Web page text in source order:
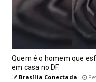
Quem é o homem que
em casa no DF.
Brasília Conectada